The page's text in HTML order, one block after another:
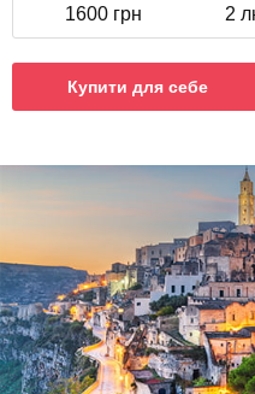
1600 грн 2
Купити для себе